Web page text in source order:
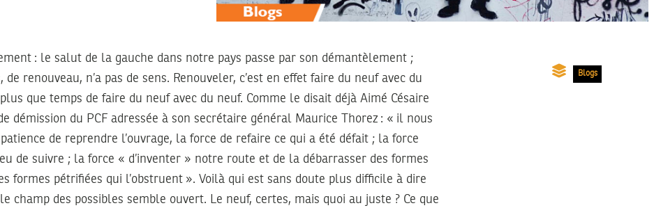
Blogs
: le salut de la gauche dans notre pays passe par son démantèlement ;
de renouveau, n’a pas de sens. Renouveler, c’est en effet faire du neuf avec du
que temps de faire du neuf avec du neuf. Comme le disait déjà Aimé Césaire
démission du PCF adressée à son secrétaire général Maurice Thorez : « il nous
de reprendre l’ouvrage, la force de refaire ce qui a été défait ; la force
de suivre ; la force « d’inventer » notre route et de la débarrasser des formes
formes pétrifiées qui l’obstruent ». Voilà qui est sans doute plus difficile à dire
champ des possibles semble ouvert. Le neuf, certes, mais quoi au juste ? Ce que